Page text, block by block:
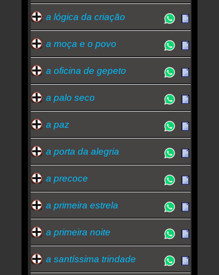
a lógica da criação
a moça e o povo
a oficina de gepeto
a palo seco
a paz
a porta da alegria
a precoce
a primeira estrela
a primeira noite
a santíssima trindade